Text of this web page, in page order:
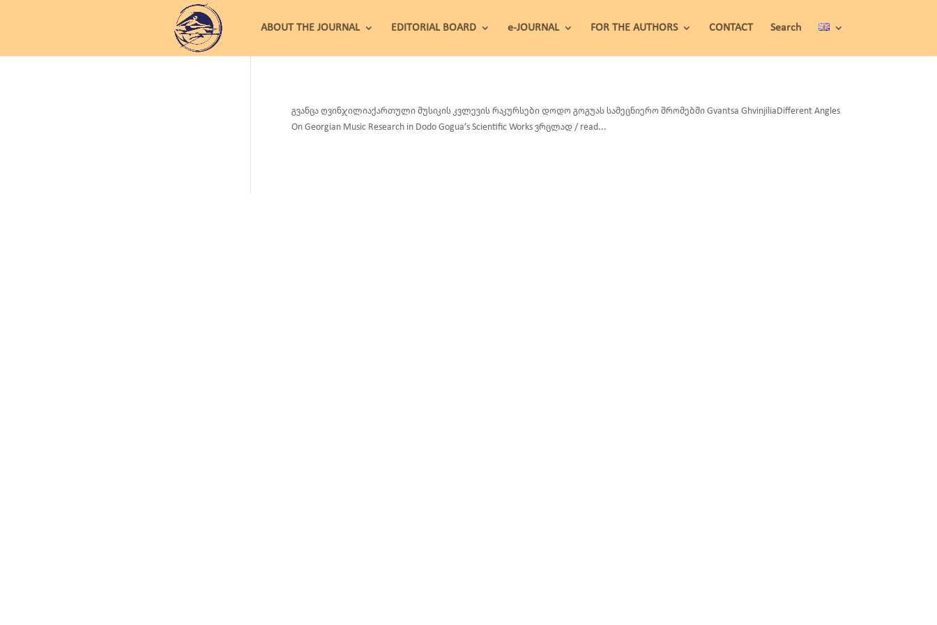
ABOUT THE JOURNAL EDITORIAL BOARD e-JOURNAL FOR THE AUTHORS CONTACT Search
გვანცა ღვინჯილიაქართული მუსიკის კვლევის რაკურსები დოდო გოგუას სამეცნიერო შრომებში Gvantsa GhvinjiliaDifferent Angles
On Georgian Music Research in Dodo Gogua’s Scientific Works ვრცლად / read...